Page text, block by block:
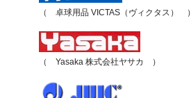
（ 卓球用品 VICTAS（ヴィクタス） ）
（ Yasaka 株式会社ヤサカ ）